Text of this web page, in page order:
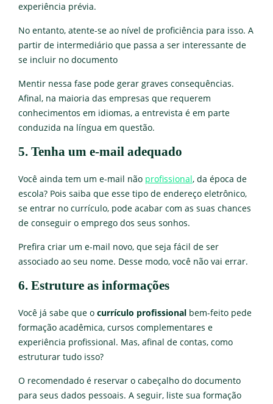
experiência prévia.
No entanto, atente-se ao nível de proficiência para isso. A
partir de intermediário que passa a ser interessante de
se incluir no documento
Mentir nessa fase pode gerar graves consequências.
Afinal, na maioria das empresas que requerem
conhecimentos em idiomas, a entrevista é em parte
conduzida na língua em questão.
5. Tenha um e-mail adequado
Você ainda tem um e-mail não profissional, da época de
escola? Pois saiba que esse tipo de endereço eletrônico,
se entrar no currículo, pode acabar com as suas chances
de conseguir o emprego dos seus sonhos.
Prefira criar um e-mail novo, que seja fácil de ser
associado ao seu nome. Desse modo, você não vai errar.
6. Estruture as informações
Você já sabe que o currículo profissional bem-feito pede
formação acadêmica, cursos complementares e
experiência profissional. Mas, afinal de contas, como
estruturar tudo isso?
O recomendado é reservar o cabeçalho do documento
para seus dados pessoais. A seguir, liste sua formação